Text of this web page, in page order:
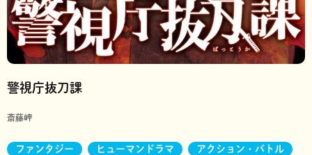
警視庁抜刀課
斎藤岬
ファンタジー ヒューマンドラマ アクション・バトル